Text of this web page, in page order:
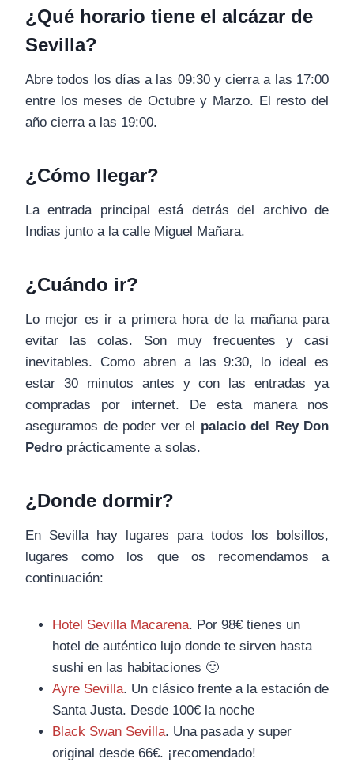
¿Qué horario tiene el alcázar de
Sevilla?
Abre todos los días a las 09:30 y cierra a las 17:00
entre los meses de Octubre y Marzo. El resto del
año cierra a las 19:00.
¿Cómo llegar?
La entrada principal está detrás del archivo de
Indias junto a la calle Miguel Mañara.
¿Cuándo ir?
Lo mejor es ir a primera hora de la mañana para
evitar las colas. Son muy frecuentes y casi
inevitables. Como abren a las 9:30, lo ideal es
estar 30 minutos antes y con las entradas ya
compradas por internet. De esta manera nos
aseguramos de poder ver el palacio del Rey Don
Pedro prácticamente a solas.
¿Donde dormir?
En Sevilla hay lugares para todos los bolsillos,
lugares como los que os recomendamos a
continuación:
Hotel Sevilla Macarena. Por 98€ tienes un
hotel de auténtico lujo donde te sirven hasta
sushi en las habitaciones 🙂
Ayre Sevilla. Un clásico frente a la estación de
Santa Justa. Desde 100€ la noche
Black Swan Sevilla. Una pasada y super
original desde 66€. ¡recomendado!